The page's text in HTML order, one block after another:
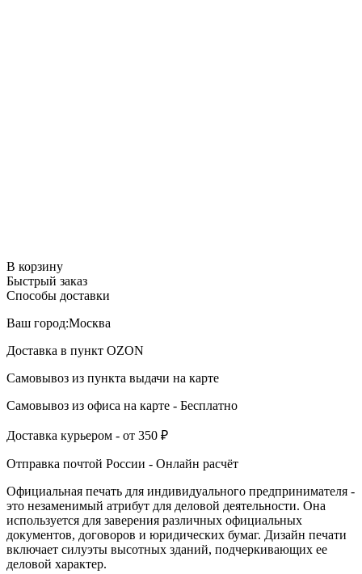
В корзину
Быстрый заказ
Способы доставки
Ваш город:Москва
Доставка в пункт OZON
Самовывоз из пункта выдачи на карте
Самовывоз из офиса на карте - Бесплатно
Доставка курьером - от 350 ₽
Отправка почтой России - Онлайн расчёт
Официальная печать для индивидуального предпринимателя -
это незаменимый атрибут для деловой деятельности. Она
используется для заверения различных официальных
документов, договоров и юридических бумаг. Дизайн печати
включает силуэты высотных зданий, подчеркивающих ее
деловой характер.